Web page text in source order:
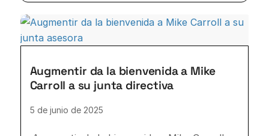
Augmentir da la bienvenida a Mike
Carroll a su junta directiva
5 de junio de 2025